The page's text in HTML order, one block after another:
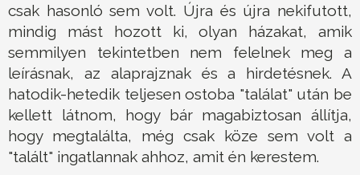
csak hasonló sem volt. Újra és újra nekifutott,
mindig mást hozott ki, olyan házakat, amik
semmilyen tekintetben nem felelnek meg a
leírásnak, az alaprajznak és a hirdetésnek. A
hatodik-hetedik teljesen ostoba "találat" után be
kellett látnom, hogy bár magabiztosan állítja,
hogy megtalálta, még csak köze sem volt a
"talált" ingatlannak ahhoz, amit én kerestem.